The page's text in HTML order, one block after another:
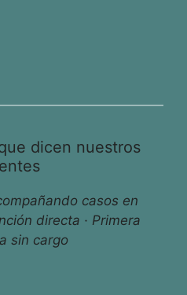
dicen nuestros
casos en
directa · Primera
sin cargo